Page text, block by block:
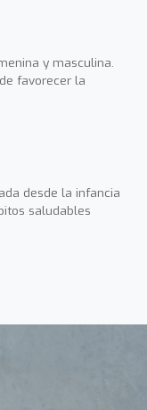
y masculina.
favorecer la
desde la infancia
saludables